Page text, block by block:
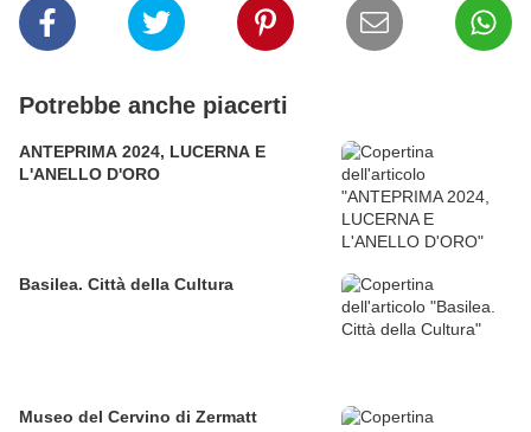
Potrebbe anche piacerti
ANTEPRIMA 2024, LUCERNA E
L'ANELLO D'ORO
Basilea. Città della Cultura
Museo del Cervino di Zermatt